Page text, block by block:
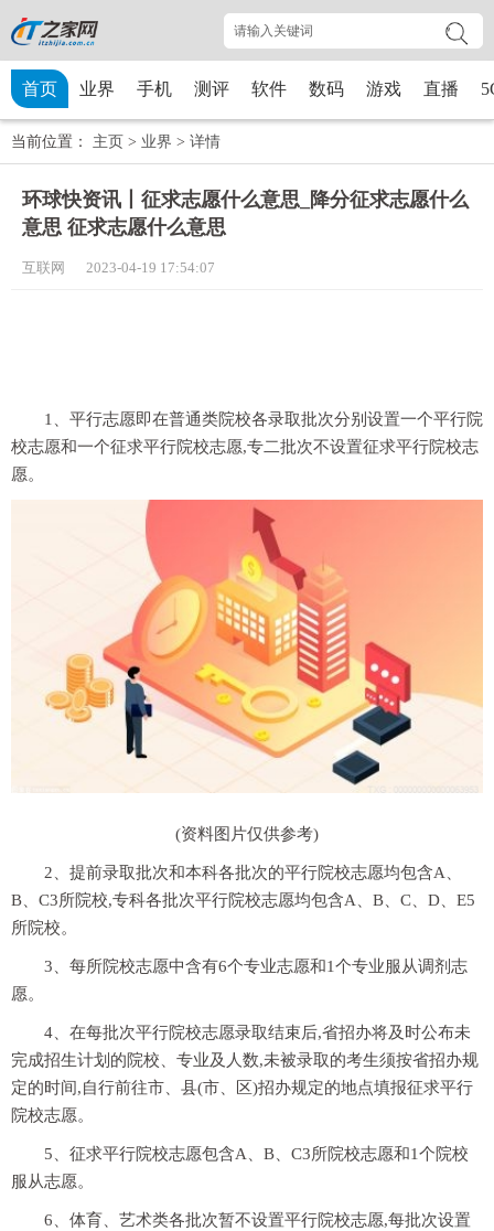
首页 业界 手机 测评 软件 数码 游戏 直播
当前位置： 主页 > 业界 > 详情
环球快资讯丨征求志愿什么意思_降分征求志愿什么
意思 征求志愿什么意思
互联网 2023-04-19 17:54:07
1、平行志愿即在普通类院校各录取批次分别设置一个平行院
校志愿和一个征求平行院校志愿,专二批次不设置征求平行院校志
愿。
(资料图片仅供参考)
2、提前录取批次和本科各批次的平行院校志愿均包含A、
B、C3所院校,专科各批次平行院校志愿均包含A、B、C、D、E5
所院校。
3、每所院校志愿中含有6个专业志愿和1个专业服从调剂志
愿。
4、在每批次平行院校志愿录取结束后,省招办将及时公布未
完成招生计划的院校、专业及人数,未被录取的考生须按省招办规
定的时间,自行前往市、县(市、区)招办规定的地点填报征求平行
院校志愿。
5、征求平行院校志愿包含A、B、C3所院校志愿和1个院校
服从志愿。
6、体育、艺术类各批次暂不设置平行院校志愿,每批次设置